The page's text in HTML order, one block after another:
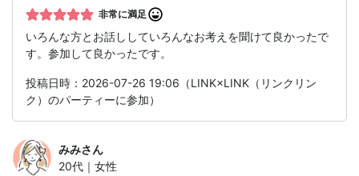
非常に満足
いろんな方とお話ししていろんなお考えを聞けて良かったで
す。参加して良かったです。
投稿日時：2026-07-26 19:06（LINK×LINK（リンクリン
ク）のパーティーに参加）
みみさん
20代｜女性